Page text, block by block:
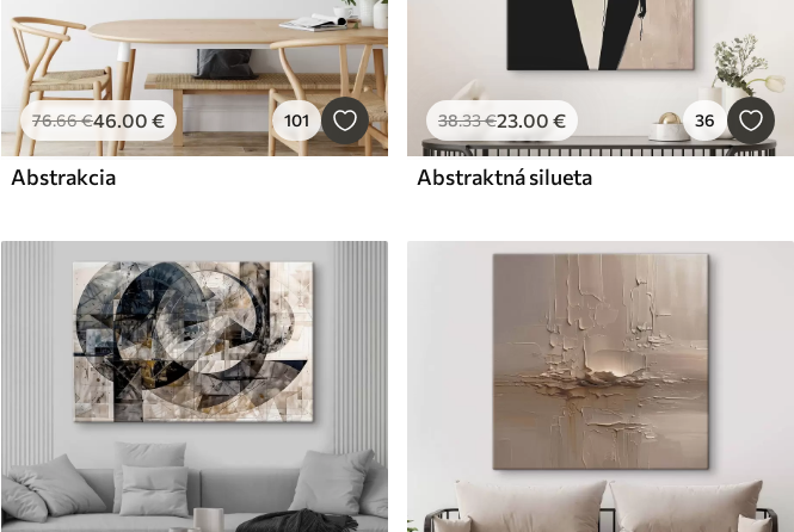
76.66€46.00 € 101
Abstrakcia
38.33€23.00 € 36
Abstraktná silueta